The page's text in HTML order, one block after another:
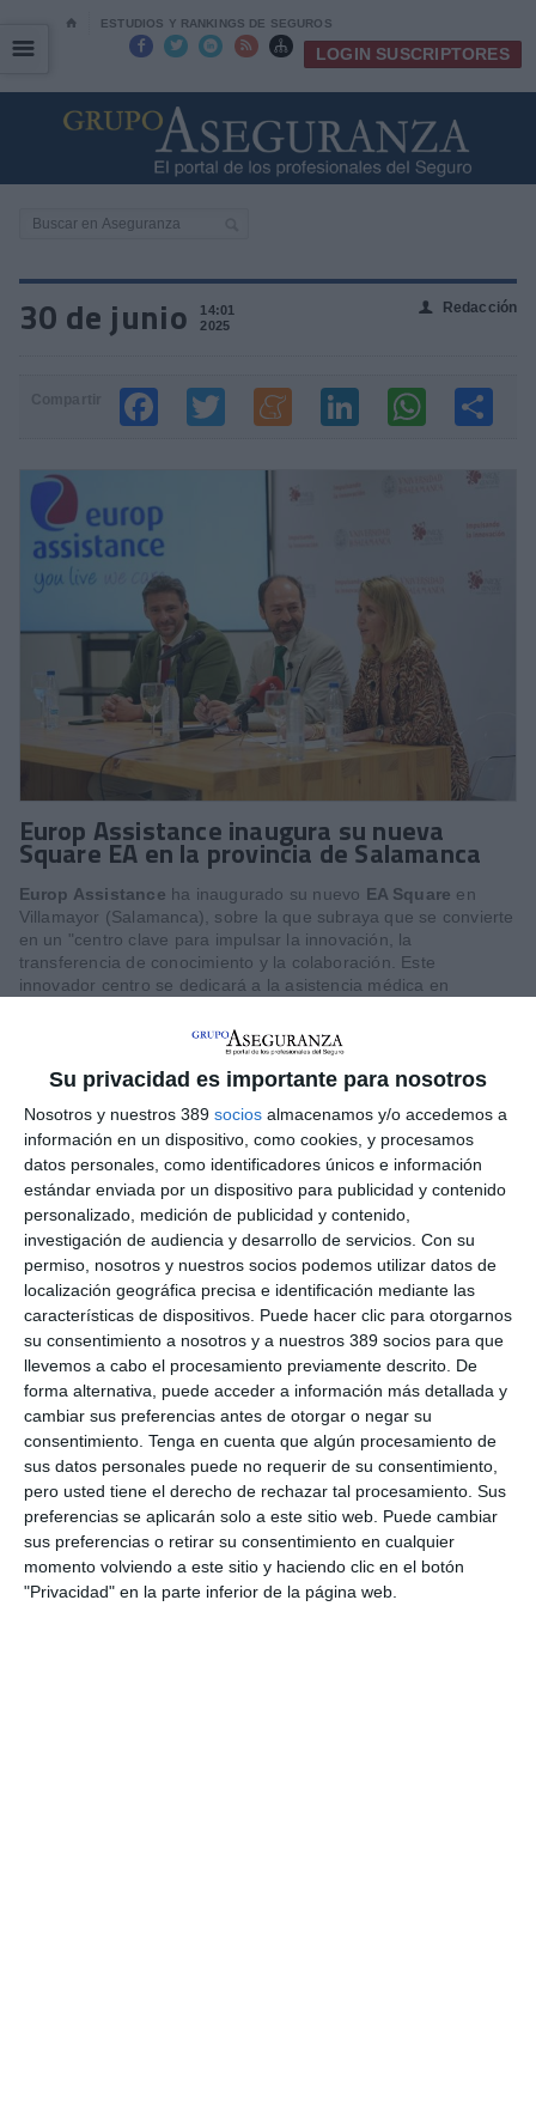
Su privacidad es importante para nosotros
Nosotros y nuestros 389 socios almacenamos y/o accedemos a
información en un dispositivo, como cookies, y procesamos
datos personales, como identificadores únicos e información
estándar enviada por un dispositivo para publicidad y contenido
personalizado, medición de publicidad y contenido,
investigación de audiencia y desarrollo de servicios. Con su
permiso, nosotros y nuestros socios podemos utilizar datos de
localización geográfica precisa e identificación mediante las
características de dispositivos. Puede hacer clic para otorgarnos
su consentimiento a nosotros y a nuestros 389 socios para que
llevemos a cabo el procesamiento previamente descrito. De
forma alternativa, puede acceder a información más detallada y
cambiar sus preferencias antes de otorgar o negar su
consentimiento. Tenga en cuenta que algún procesamiento de
sus datos personales puede no requerir de su consentimiento,
pero usted tiene el derecho de rechazar tal procesamiento. Sus
preferencias se aplicarán solo a este sitio web. Puede cambiar
sus preferencias o retirar su consentimiento en cualquier
momento volviendo a este sitio y haciendo clic en el botón
"Privacidad" en la parte inferior de la página web.
⌂ ESTUDIOS Y RANKINGS DE SEGUROS
     LOGIN SUSCRIPTORES
☰
☰
30 de junio
14:01
2025
👤 Redacción
Europ Assistance inaugura su nueva
Square EA en la provincia de Salamanca
Europ Assistance ha inaugurado su nuevo EA Square en
Villamayor (Salamanca), sobre la que subraya que se convierte
en un "centro clave para impulsar la innovación, la
transferencia de conocimiento y la colaboración. Este
innovador centro se dedicará a la asistencia médica en
alemán. La localización seleccionada por la compañía subraya
su apuesta por entornos dinámicos y con gran potencial". Ha
sido impulsado en un parque científico en Villamayor gracias a
su alianza estratégica con la Universidad de Salamanca.
Verónica Herrando, directora general en España de Europ
Assistance, afirmó en la inauguración que "esta nueva apertura
supone mucho más que una nueva sede: es un paso firme en
nuestro compromiso con la alta calidad en nuestras
operaciones para dar un servicio aún más óptimo a nuestros
clientes, que siempre ponemos en el centro de nuestra
estrategia bajo el lema 'You live, we care'. Además, también
promoverá el desarrollo sostenible del territorio". Añadió que
"apostamos por un modelo que no solo refuerza nuestra
capacidad para ofrecer un servicio de calidad, sino que
también impulsa la creación de empleo en zonas con menos
oportunidades laborales, contribuyendo activamente al tejido
económico y social de la zona".
Si quiere recibir diariamente y GRATIS noticias como
esta, pinche aquí
LO ÚLTIMO